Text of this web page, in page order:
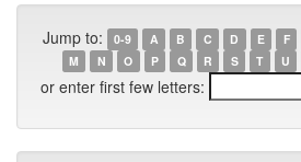
Jump to: 0-9 A B C D E F
M
N O P Q R S T U
or enter first few letters: